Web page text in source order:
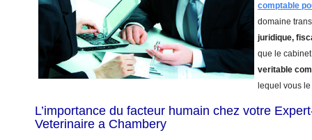
comptable
domaine
juridique,
que le
veritable
lequel vous
L’importance du facteur humain chez votre
Veterinaire a Chambery